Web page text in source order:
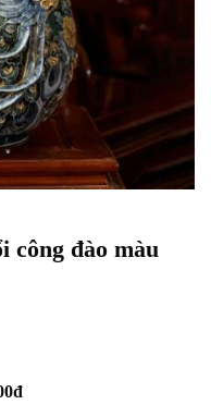
công đào màu